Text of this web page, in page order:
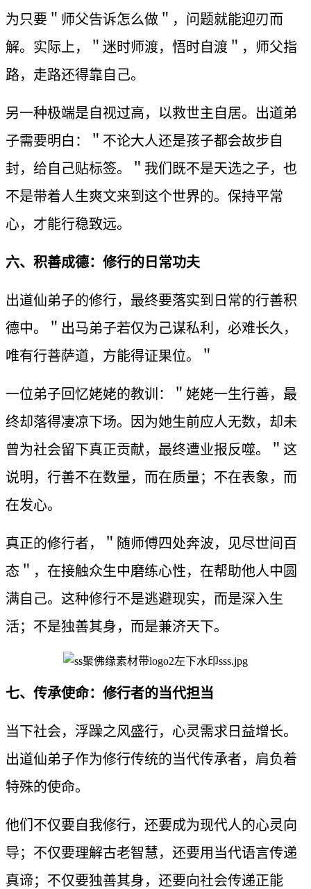
为只要＂师父告诉怎么做＂，问题就能迎刃而
解。实际上，＂迷时师渡，悟时自渡＂，师父指
路，走路还得靠自己。
另一种极端是自视过高，以救世主自居。出道弟
子需要明白：＂不论大人还是孩子都会故步自
封，给自己贴标签。＂我们既不是天选之子，也
不是带着人生爽文来到这个世界的。保持平常
心，才能行稳致远。
六、积善成德：修行的日常功夫
出道仙弟子的修行，最终要落实到日常的行善积
德中。＂出马弟子若仅为己谋私利，必难长久，
唯有行菩萨道，方能得证果位。＂
一位弟子回忆姥姥的教训：＂姥姥一生行善，最
终却落得凄凉下场。因为她生前应人无数，却未
曾为社会留下真正贡献，最终遭业报反噬。＂这
说明，行善不在数量，而在质量；不在表象，而
在发心。
真正的修行者，＂随师傅四处奔波，见尽世间百
态＂，在接触众生中磨练心性，在帮助他人中圆
满自己。这种修行不是逃避现实，而是深入生
活；不是独善其身，而是兼济天下。
七、传承使命：修行者的当代担当
当下社会，浮躁之风盛行，心灵需求日益增长。
出道仙弟子作为修行传统的当代传承者，肩负着
特殊的使命。
他们不仅要自我修行，还要成为现代人的心灵向
导；不仅要理解古老智慧，还要用当代语言传递
真谛；不仅要独善其身，还要向社会传递正能